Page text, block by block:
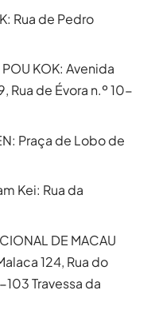
Rua de Pedro
POU KOK: Avenida
Rua de Évora n.º 10-
Praça de Lobo de
Kei: Rua da
DE MACAU
124, Rua do
Travessa da